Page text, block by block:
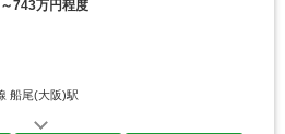
743万円程度
船尾(大阪)駅